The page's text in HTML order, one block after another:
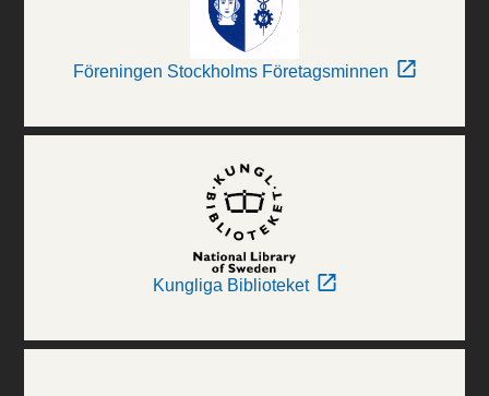
Föreningen Stockholms Företagsminnen
Kungliga Biblioteket